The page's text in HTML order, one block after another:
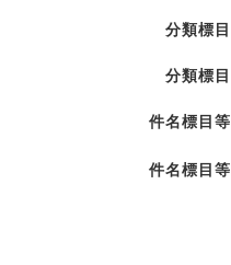
分類標目
分類標目
件名標目等
件名標目等